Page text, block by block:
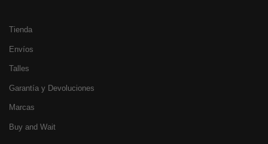
Tienda
Envíos
Talles
Garantía y Devoluciones
Marcas
Buy and Wait